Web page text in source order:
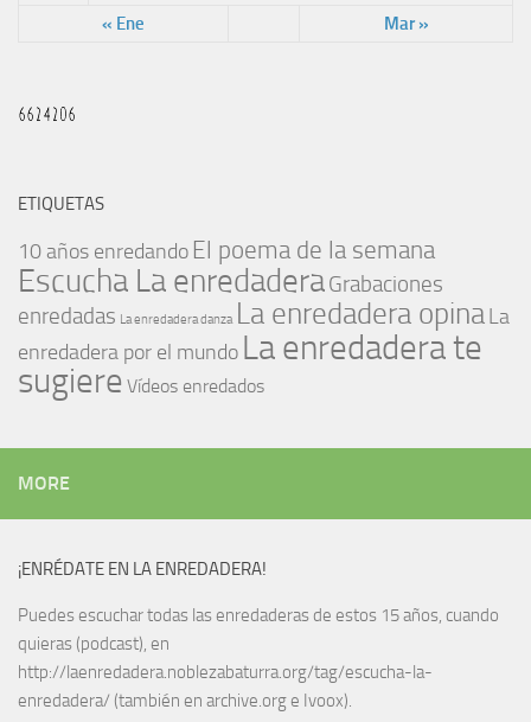
« Ene Mar »
ETIQUETAS
10 años enredando El poema de la semana
Escucha La enredaderaGrabaciones
enredadas La enredadera danza La enredadera opinaLa
enredadera por el mundo La enredadera te
sugiere Vídeos enredados
MORE
¡ENRÉDATE EN LA ENREDADERA!
Puedes escuchar todas las enredaderas de estos 15 años, cuando
quieras (podcast), en
http://laenredadera.noblezabaturra.org/tag/escucha-la-
enredadera/ (también en archive.org e Ivoox).